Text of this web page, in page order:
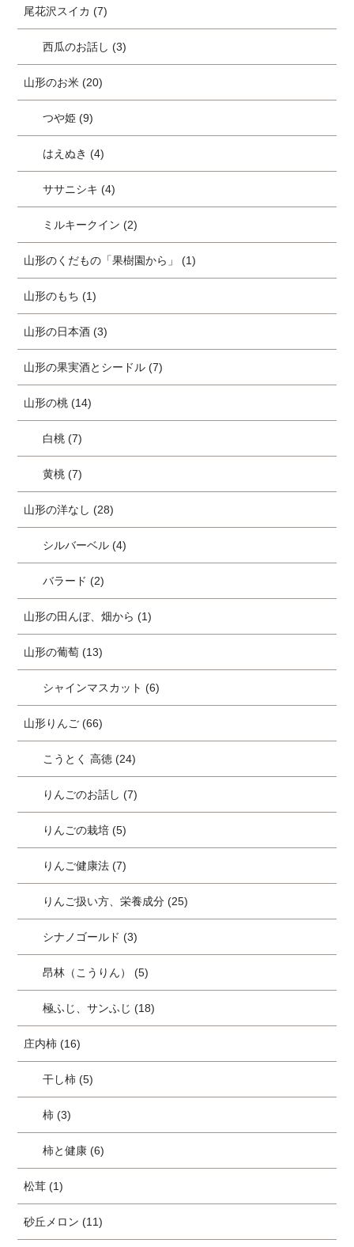
尾花沢スイカ (7)
西瓜のお話し (3)
山形のお米 (20)
つや姫 (9)
はえぬき (4)
ササニシキ (4)
ミルキークイン (2)
山形のくだもの「果樹園から」 (1)
山形のもち (1)
山形の日本酒 (3)
山形の果実酒とシードル (7)
山形の桃 (14)
白桃 (7)
黄桃 (7)
山形の洋なし (28)
シルバーベル (4)
バラード (2)
山形の田んぼ、畑から (1)
山形の葡萄 (13)
シャインマスカット (6)
山形りんご (66)
こうとく 高徳 (24)
りんごのお話し (7)
りんごの栽培 (5)
りんご健康法 (7)
りんご扱い方、栄養成分 (25)
シナノゴールド (3)
昂林（こうりん） (5)
極ふじ、サンふじ (18)
庄内柿 (16)
干し柿 (5)
柿 (3)
柿と健康 (6)
松茸 (1)
砂丘メロン (11)